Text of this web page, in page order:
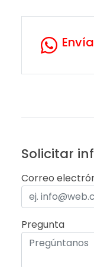
Solicitar
Correo
Pregunta